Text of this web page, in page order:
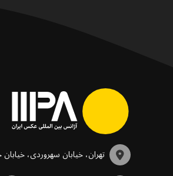
تهران، خیابان سهروردی،